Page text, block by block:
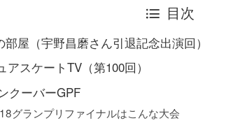
目次
部屋（宇野昌磨さん引退記念出演回）
アスケートTV（第100回）
クーバーGPF
グランプリファイナルはこんな大会